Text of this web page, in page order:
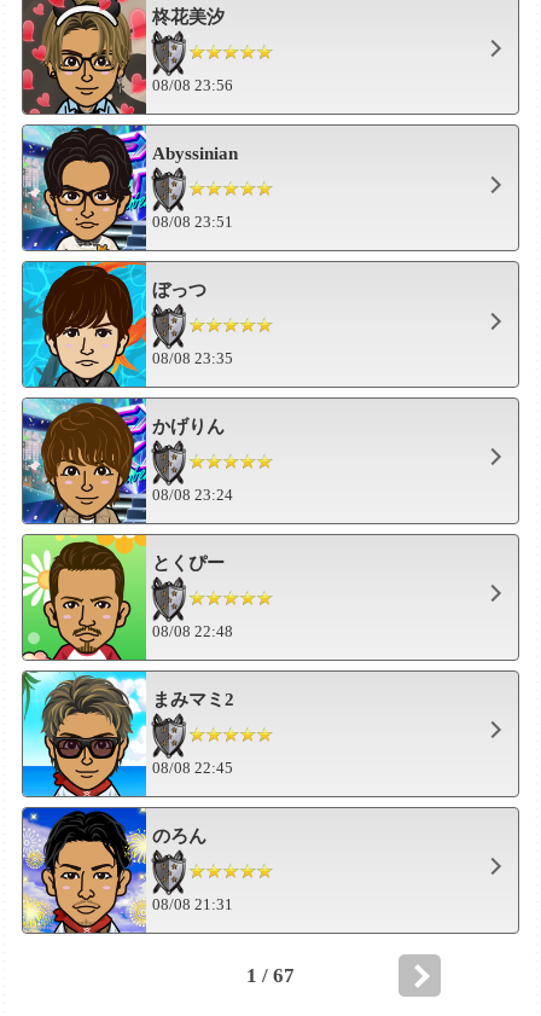
柊花美汐
08/08 23:56
Abyssinian
08/08 23:51
ぼっつ
08/08 23:35
かげりん
08/08 23:24
とくぴー
08/08 22:48
まみマミ2
08/08 22:45
のろん
08/08 21:31
1 / 67